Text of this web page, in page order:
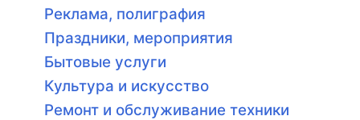
Реклама, полиграфия
Праздники, мероприятия
Бытовые услуги
Культура и искусство
Ремонт и обслуживание техники